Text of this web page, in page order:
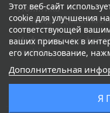
Этот веб-сайт
cookie для улучшения
соответствующей
ваших привычек в
его использование,
Дополнительная
Я
Политика
Информация о
сookie